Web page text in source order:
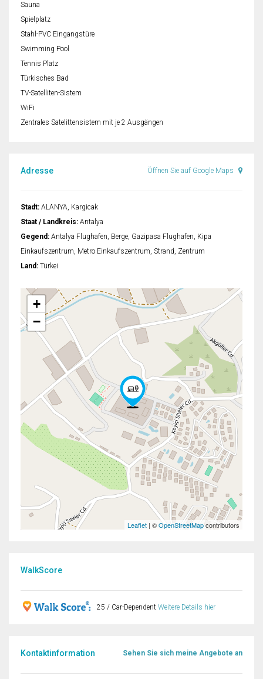
Sauna
Spielplatz
Stahl-PVC Eingangstüre
Swimming Pool
Tennis Platz
Türkisches Bad
TV-Satelliten-Sistem
WiFi
Zentrales Satelittensistem mit je 2 Ausgängen
Adresse Öffnen Sie auf Google Maps
Stadt: ALANYA, Kargicak
Staat / Landkreis: Antalya
Gegend: Antalya Flughafen, Berge, Gazipasa Flughafen, Kipa
Einkaufszentrum, Metro Einkaufszentrum, Strand, Zentrum
Land: Türkei
+
−
Leaflet | ©OpenStreetMapcontributors
WalkScore
25 / Car-Dependent Weitere Details hier
Kontaktinformation Sehen Sie sich meine Angebote an